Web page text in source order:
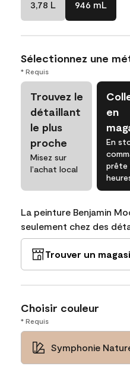
3,78 L 946 mL
Sélectionnez une
* Requis
Trouvez le
détaillant
le plus
proche
Misez sur
l’achat local
en
En
prête
La peinture Benjamin
seulement chez des
Trouver un
Choisir couleur
* Requis
Symphonie